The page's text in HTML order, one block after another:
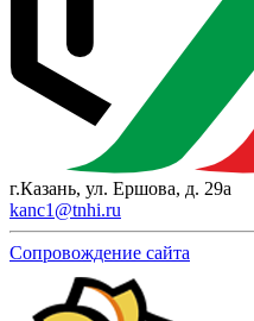
г.Казань, ул. Ершова, д. 29а
kanc1@tnhi.ru
Сопровождение сайта